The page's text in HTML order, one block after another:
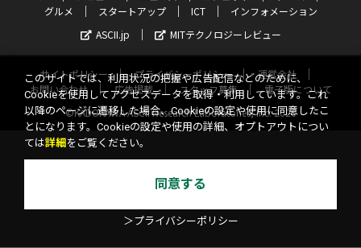
グルメ
スタートアップ ICT
インフォメーション
ASCII.jp
MITテクノロジーレビュー
サイトポリシー プライバシーポリシー
運営会社
お問い合わせ
広告掲載 スタッフ募集
電子版について
©KADOKAWA ASCII Research Laboratories, Inc. 2026
このサイトでは、利用状況の把握や広告配信などのために、
Cookieを使用してアクセスデータを取得・利用しています。これ
以降のページに遷移した場合、Cookieの設定や使用に同意したこ
とになります。Cookieの設定や使用の詳細、オプトアウトについ
ては詳細 をご覧ください。
同意する
＞プライバシーポリシー